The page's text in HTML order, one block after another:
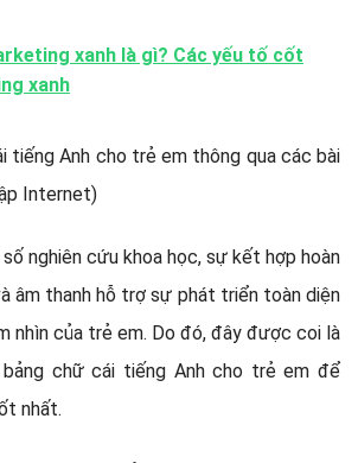
xanh là gì? Các yếu tố cốt
xanh
nghiên cứu khoa học, sự kết hợp hoàn
âm thanh hỗ trợ sự phát triển toàn diện
nhìn của trẻ em. Do đó, đây được coi là
chữ cái tiếng Anh cho trẻ em để
nhất.